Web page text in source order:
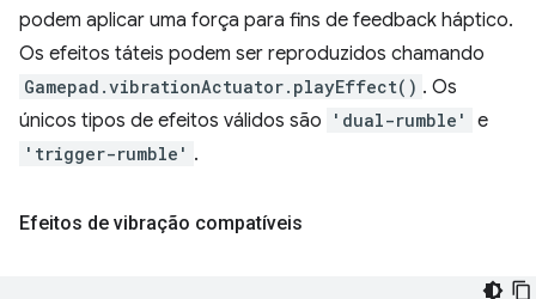
podem aplicar uma força para fins de feedback háptico.
Os efeitos táteis podem ser reproduzidos chamando
Gamepad.vibrationActuator.playEffect() . Os
únicos tipos de efeitos válidos são
'dual-rumble' e
'trigger-rumble' .
Efeitos de vibração compatíveis